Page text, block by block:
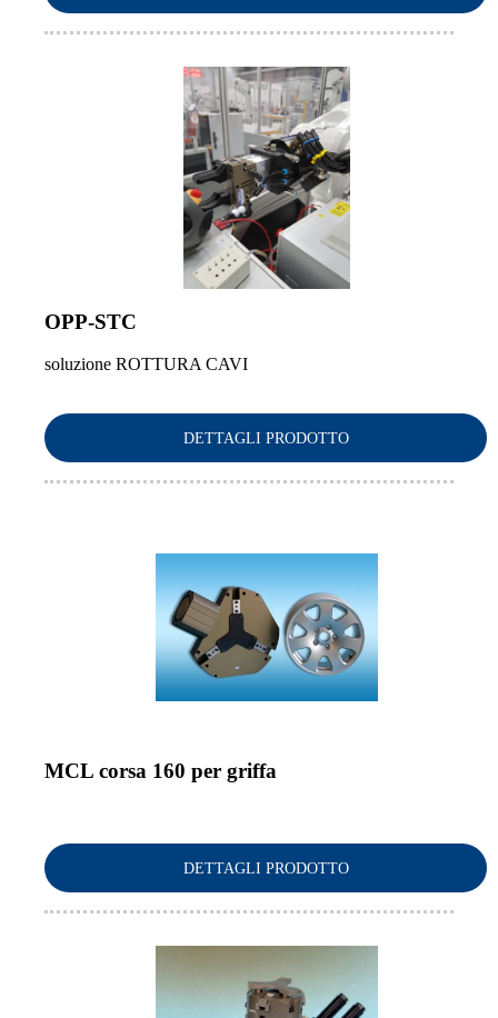
OPP-STC
soluzione ROTTURA CAVI
DETTAGLI PRODOTTO
MCL corsa 160 per griffa
DETTAGLI PRODOTTO